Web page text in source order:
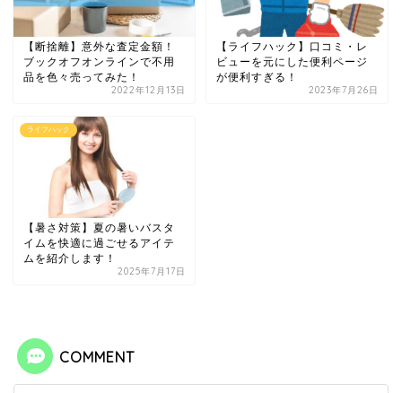
【断捨離】意外な査定金額！
ブックオフオンラインで不用
品を色々売ってみた！
2022年12月13日
【ライフハック】口コミ・レ
ビューを元にした便利ページ
が便利すぎる！
2023年7月26日
ライフハック
【暑さ対策】夏の暑いバスタ
イムを快適に過ごせるアイテ
ムを紹介します！
2025年7月17日
COMMENT